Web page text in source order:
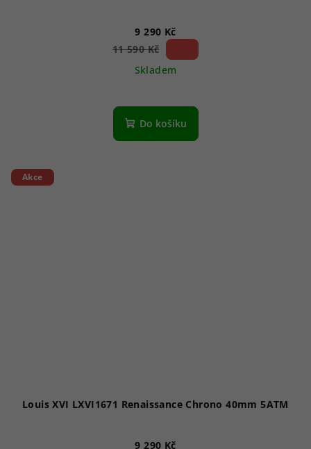
9 290 Kč
11 590 Kč
Skladem
Do košíku
Akce
Louis XVI LXVI1671 Renaissance Chrono 40mm 5ATM
9 290 Kč